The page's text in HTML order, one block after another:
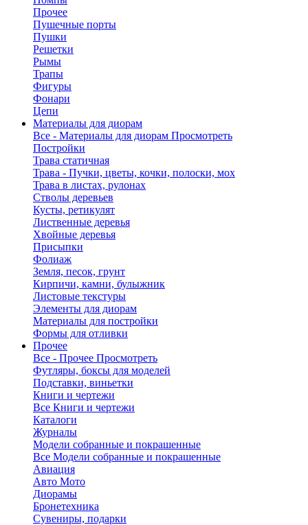
Прочее
Пушечные порты
Пушки
Решетки
Рымы
Трапы
Фигуры
Фонари
Цепи
Материалы для диорам
Все - Материалы для диорам Просмотреть
Постройки
Трава статичная
Трава - Пучки, цветы, кочки, полоски, мох
Трава в листах, рулонах
Стволы деревьев
Кусты, ретикулят
Лиственные деревья
Хвойные деревья
Присыпки
Фолиаж
Земля, песок, грунт
Кирпичи, камни, булыжник
Листовые текстуры
Элементы для диорам
Материалы для постройки
Формы для отливки
Прочее
Все - Прочее Просмотреть
Футляры, боксы для моделей
Подставки, виньетки
Книги и чертежи
Все Книги и чертежи
Каталоги
Журналы
Модели собранные и покрашенные
Все Модели собранные и покрашенные
Авиация
Авто Мото
Диорамы
Бронетехника
Сувениры, подарки